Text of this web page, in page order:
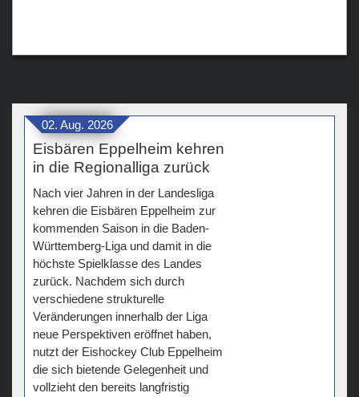
02. Aug. 2026
Eisbären Eppelheim kehren
in die Regionalliga zurück
Nach vier Jahren in der Landesliga
kehren die Eisbären Eppelheim zur
kommenden Saison in die Baden-
Württemberg-Liga und damit in die
höchste Spielklasse des Landes
zurück. Nachdem sich durch
verschiedene strukturelle
Veränderungen innerhalb der Liga
neue Perspektiven eröffnet haben,
nutzt der Eishockey Club Eppelheim
die sich bietende Gelegenheit und
vollzieht den bereits langfristig